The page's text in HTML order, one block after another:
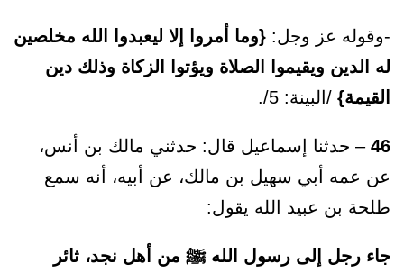
-وقوله عز وجل: {وما أمروا إلا ليعبدوا الله مخلصين
له الدين ويقيموا الصلاة ويؤتوا الزكاة وذلك دين
القيمة} /البينة: 5/.
46 – حدثنا إسماعيل قال: حدثني مالك بن أنس،
عن عمه أبي سهيل بن مالك، عن أبيه، أنه سمع
طلحة بن عبيد الله يقول:
جاء رجل إلى رسول الله ﷺ من أهل نجد، ثائر